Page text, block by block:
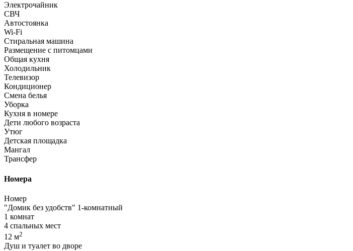
Электрочайник
СВЧ
Автостоянка
Wi-Fi
Стиральная машина
Размещение с питомцами
Общая кухня
Холодильник
Телевизор
Кондиционер
Смена белья
Уборка
Кухня в номере
Дети любого возраста
Утюг
Детская площадка
Мангал
Трансфер
Номера
Номер
"Домик без удобств" 1-комнатный
1 комнат
4 спальных мест
12 м2
Душ и туалет во дворе